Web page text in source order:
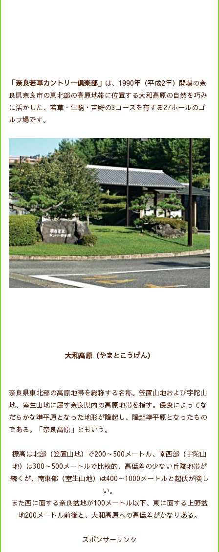
「奈良若草カントリー倶楽部」 は、1990年（平成2年）開場の奈
良県奈良市の東北部の高原地帯に位置する大和高原の自然を巧み
に活かした、若草・生駒・吉野の3コースを有する27ホールのゴ
ルフ場です。
大和高原（やまとこうげん）
奈良県東北部の高原地帯を総称する名称。笠置山地および宇陀山
地、室生山地に属す奈良県内の高原地帯を指す。侵食によってな
だらかな準平原となった地形が隆起し、隆起準平原となったもの
である。「奈良高原」ともいう。
標高は北部（笠置山地）で200～500メートル、南西部（宇陀山
地）は300～500メートルで比較的、高低差の少ない丘陵地帯が
続くが、南東部（室生山地）は400～1000メートルと起伏が険し
い。
また西に面する奈良盆地が100メートル以下、東に面する上野盆
地200メートル前後と、大和高原への高低差がかなりある。
スポンサーリンク